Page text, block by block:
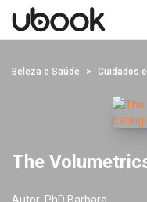
Beleza e Saúde Cuidados
The